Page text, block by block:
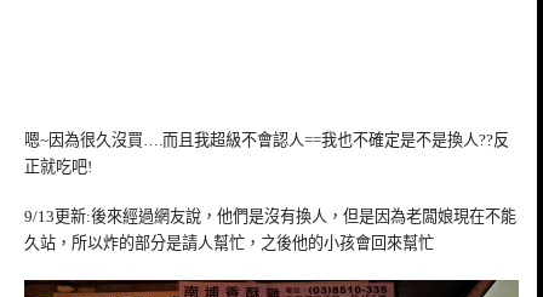
嗯~因為很久沒買….而且我超級不會認人==我也不確定是不是換人??反
正就吃吧!
9/13更新:後來經過網友說，他們是沒有換人，但是因為老闆娘現在不能
久站，所以炸的部分是請人幫忙，之後他的小孩會回來幫忙